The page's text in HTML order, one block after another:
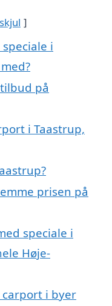
skjul
i
på
i Taastrup,
prisen på
speciale i
Høje-
i byer